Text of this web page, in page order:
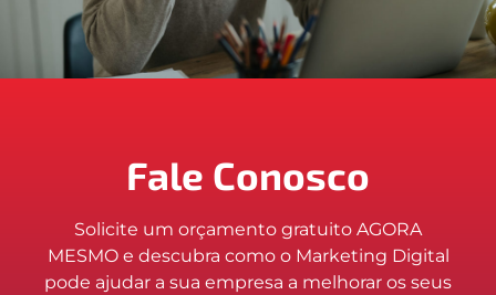
Fale Conosco
Solicite um orçamento gratuito AGORA
MESMO e descubra como o Marketing Digital
pode ajudar a sua empresa a melhorar os seus